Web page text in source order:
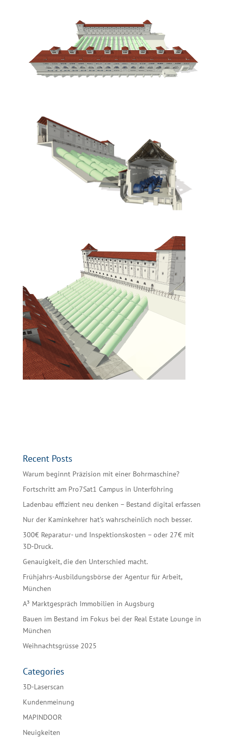
Recent Posts
Warum beginnt Präzision mit einer Bohrmaschine?
Fortschritt am Pro7Sat1 Campus in Unterföhring
Ladenbau effizient neu denken – Bestand digital erfassen
Nur der Kaminkehrer hat’s wahrscheinlich noch besser.
300€ Reparatur- und Inspektionskosten – oder 27€ mit
3D-Druck.
Genauigkeit, die den Unterschied macht.
Frühjahrs-Ausbildungsbörse der Agentur für Arbeit,
München
A³ Marktgespräch Immobilien in Augsburg
Bauen im Bestand im Fokus bei der Real Estate Lounge in
München
Weihnachtsgrüsse 2025
Categories
3D-Laserscan
Kundenmeinung
MAPINDOOR
Neuigkeiten